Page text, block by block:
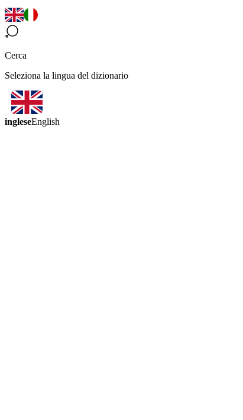
Cerca
Seleziona la lingua del dizionario
ingleseEnglish